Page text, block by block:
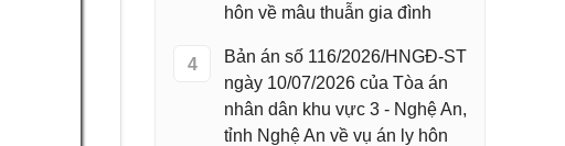
hôn về mâu thuẫn gia đình
4
Bản án số 116/2026/HNGĐ-ST
ngày 10/07/2026 của Tòa án
nhân dân khu vực 3 - Nghệ An,
tỉnh Nghệ An về vụ án ly hôn